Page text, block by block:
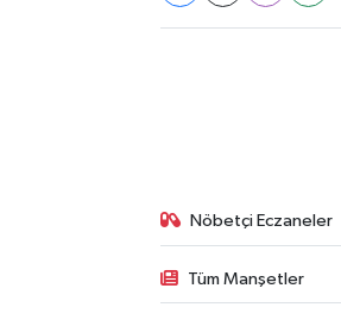
Nöbetçi Eczaneler
Tüm Manşetler